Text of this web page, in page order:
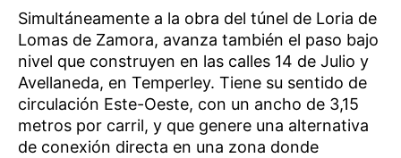
Simultáneamente a la obra del túnel de Loria de
Lomas de Zamora, avanza también el paso bajo
nivel que construyen en las calles 14 de Julio y
Avellaneda, en Temperley. Tiene su sentido de
circulación Este-Oeste, con un ancho de 3,15
metros por carril, y que genere una alternativa
de conexión directa en una zona donde